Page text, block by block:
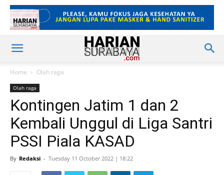
Home Olah raga
Olah raga
Kontingen Jatim 1 dan 2
Kembali Unggul di Liga Santri
PSSI Piala KASAD
By Redaksi - Tuesday 11 October 2022 | 18:22